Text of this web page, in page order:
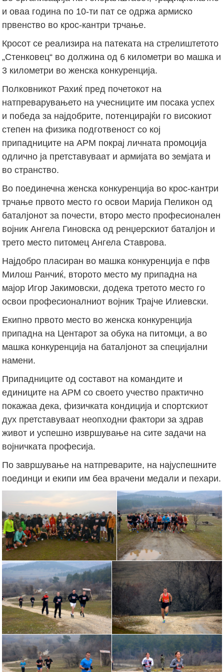
и оваа година по 10-ти пат се одржа армиско
првенство во крос-кантри трчање.
Кросот се реализира на патеката на стрелиштетото
„Стенковец“ во должина од 6 километри во машка и
3 километри во женска конкуренција.
Полковникот Рахиќ пред почетокот на
натпреварувањето на учесниците им посака успех
и победа за најдобрите, потенцирајќи го високиот
степен на физика подготвеност со кој
припадниците на АРМ покрај личната промоција
одлично ја претставуваат и армијата во земјата и
во странство.
Во поединечна женска конкуренција во крос-кантри
трчање првото место го освои Марија Пеликон од
баталјонот за почести, второ место професионален
војник Ангела Гиновска од ренџерскиот баталјон и
трето место питомец Ангела Ставрова.
Најдобро пласиран во машка конкуренција е пфв
Милош Ранчиќ, второто место му припадна на
мајор Игор Јакимовски, додека третото место го
освои професионалниот војник Трајче Илиевски.
Екипно првото место во женска конкуренција
припадна на Центарот за обука на питомци, а во
машка конкуренција на баталјонот за специјални
намени.
Припадниците од составот на командите и
единиците на АРМ со своето учество практично
покажаа дека, физичката кондиција и спортскиот
дух претставуваат неопходни фактори за здрав
живот и успешно извршување на сите задачи на
војничката професија.
По завршување на натпреварите, на најуспешните
поединци и екипи им беа врачени медали и пехари.